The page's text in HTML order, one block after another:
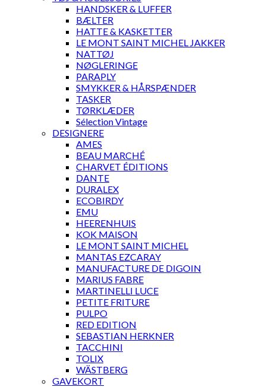
HANDSKER & LUFFER
BÆLTER
HATTE & KASKETTER
LE MONT SAINT MICHEL JAKKER
NATTØJ
NØGLERINGE
PARAPLY
SMYKKER & HÅRSPÆNDER
TASKER
TØRKLÆDER
Sélection Vintage
DESIGNERE
AMES
BEAU MARCHÉ
CHARVET ÉDITIONS
DANTE
DURALEX
ECOBIRDY
EMU
HEERENHUIS
KOK MAISON
LE MONT SAINT MICHEL
MANTAS EZCARAY
MANUFACTURE DE DIGOIN
MARIUS FABRE
MARTINELLI LUCE
PETITE FRITURE
PULPO
RED EDITION
SEBASTIAN HERKNER
TACCHINI
TOLIX
WÄSTBERG
GAVEKORT